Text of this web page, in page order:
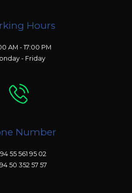
Hours
AM - 17:00 PM
- Friday
Number
55 561 95 02
50 352 57 57